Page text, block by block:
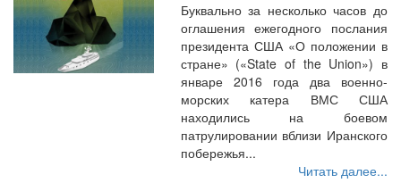
Буквально за несколько часов до
оглашения ежегодного послания
президента США «О положении в
стране» («State of the Union») в
январе 2016 года два военно-
морских катера ВМС США
находились на боевом
патрулировании вблизи Иранского
побережья...
Читать далее...